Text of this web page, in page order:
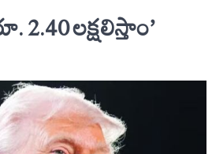
2.40 లక్షలిస్తాం’